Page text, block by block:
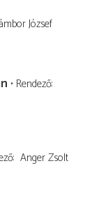
József
Rendező
Anger Zsolt